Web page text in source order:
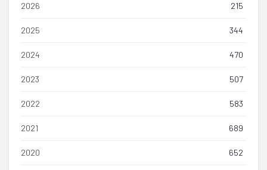
2026 215
2025 344
2024 470
2023 507
2022 583
2021 689
2020 652